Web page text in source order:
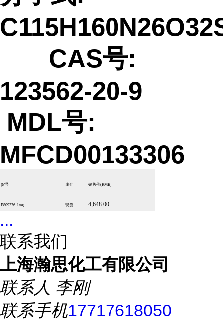
CAS号:
123562-20-9
MDL号:
MFCD00133306
货号 库存 销售价(RMB)
E809236-1mg 现货 4,648.00
...
联系我们
上海瀚思化工有限公司
联系人 李刚
联系手机17717618050